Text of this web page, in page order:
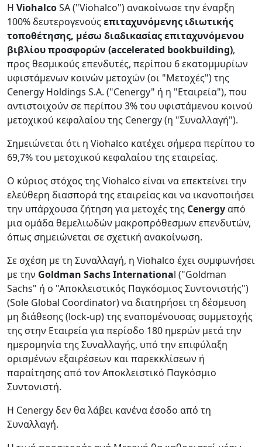
Η ViohalcoSA ("Viohalco") ανακοίνωσε την έναρξη
100% δευτερογενούςεπιταχυνόμενης ιδιωτικής
τοποθέτησης, μέσω διαδικασίας επιταχυνόμενου
βιβλίου προσφορών (accelerated bookbuilding),
προς θεσμικούς επενδυτές, περίπου 6 εκατομμυρίων
υφιστάμενων κοινών μετοχών (οι "Μετοχές") της
Cenergy Holdings S.A. ("Cenergy" ή η "Εταιρεία"), που
αντιστοιχούν σε περίπου 3% του υφιστάμενου κοινού
μετοχικού κεφαλαίου της Cenergy (η "Συναλλαγή").
Σημειώνεται ότι η Viohalco κατέχει σήμερα περίπου το
69,7% του μετοχικού κεφαλαίου της εταιρείας.
Ο κύριος στόχος της Viohalco είναι να επεκτείνει την
ελεύθερη διασπορά της εταιρείας και να ικανοποιήσει
την υπάρχουσα ζήτηση για μετοχές της Cenergyαπό
μια ομάδα θεμελιωδών μακροπρόθεσμων επενδυτών,
όπως σημειώνεται σε σχετική ανακοίνωση.
Σε σχέση με τη Συναλλαγή, η Viohalco έχει συμφωνήσει
με την Goldman Sachs International ("Goldman
Sachs" ή ο "Αποκλειστικός Παγκόσμιος Συντονιστής")
(Sole Global Coordinator) να διατηρήσει τη δέσμευση
μη διάθεσης (lock-up) της εναπομένουσας συμμετοχής
της στην Εταιρεία για περίοδο 180 ημερών μετά την
ημερομηνία της Συναλλαγής, υπό την επιφύλαξη
ορισμένων εξαιρέσεων και παρεκκλίσεων ή
παραίτησης από τον Αποκλειστικό Παγκόσμιο
Συντονιστή.
Η Cenergy δεν θα λάβει κανένα έσοδο από τη
Συναλλαγή.